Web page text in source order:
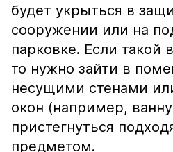
будет укрыться в
сооружении или на
парковке. Если такой
то нужно зайти в
несущими стенами
окон (например,
пристегнуться
предметом.